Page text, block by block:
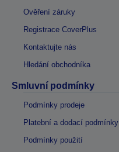
Ověření záruky
Registrace CoverPlus
Kontaktujte nás
Hledání obchodníka
Smluvní podmínky
Podmínky prodeje
Platební a dodací podmínky
Podmínky použití